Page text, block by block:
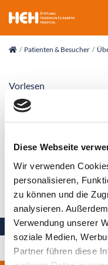
Diese Webseite
Wir verwenden
personalisieren,
zu können und die
analysieren.
Verwendung unserer
soziale Medien,
Partner führen diese
Patienten & Besucher
Vorlesen
Keimabtötung, damit
keine Infektion mehr
Zurück zur Liste
Ihre